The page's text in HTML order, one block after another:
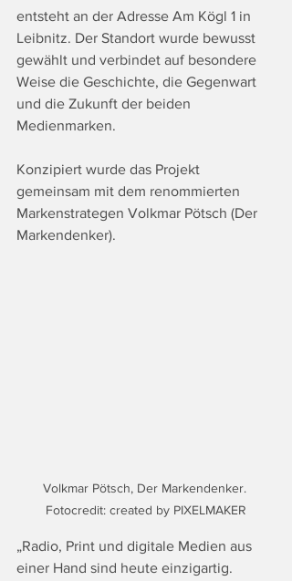
entsteht an der Adresse Am Kögl 1 in
Leibnitz. Der Standort wurde bewusst
gewählt und verbindet auf besondere
Weise die Geschichte, die Gegenwart
und die Zukunft der beiden
Medienmarken.
Konzipiert wurde das Projekt
gemeinsam mit dem renommierten
Markenstrategen Volkmar Pötsch (Der
Markendenker).
Volkmar Pötsch, Der Markendenker.
Fotocredit: created by PIXELMAKER
„Radio, Print und digitale Medien aus
einer Hand sind heute einzigartig.